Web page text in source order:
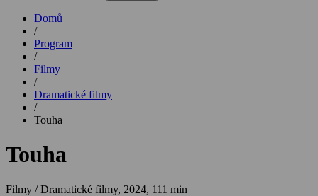
Domů
/
Program
/
Filmy
/
Dramatické filmy
/
Touha
Touha
Filmy / Dramatické filmy, 2024, 111 min